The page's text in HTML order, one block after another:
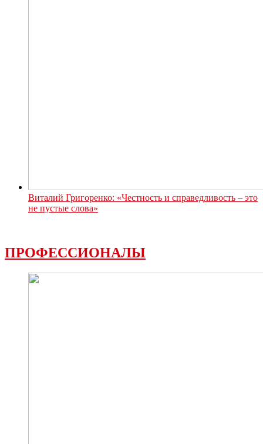
Виталий Григоренко: «Честность и справедливость – это
не пустые слова»
ПРОФЕССИОНАЛЫ